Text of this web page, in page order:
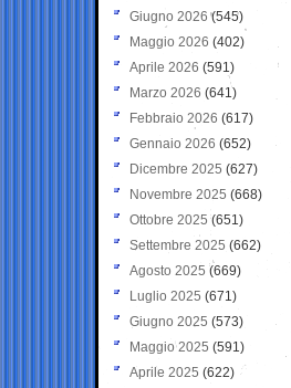
Giugno 2026 (545)
Maggio 2026 (402)
Aprile 2026 (591)
Marzo 2026 (641)
Febbraio 2026 (617)
Gennaio 2026 (652)
Dicembre 2025 (627)
Novembre 2025 (668)
Ottobre 2025 (651)
Settembre 2025 (662)
Agosto 2025 (669)
Luglio 2025 (671)
Giugno 2025 (573)
Maggio 2025 (591)
Aprile 2025 (622)